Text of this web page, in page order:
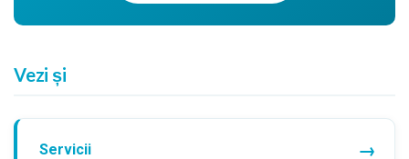
Vezi și
Servicii